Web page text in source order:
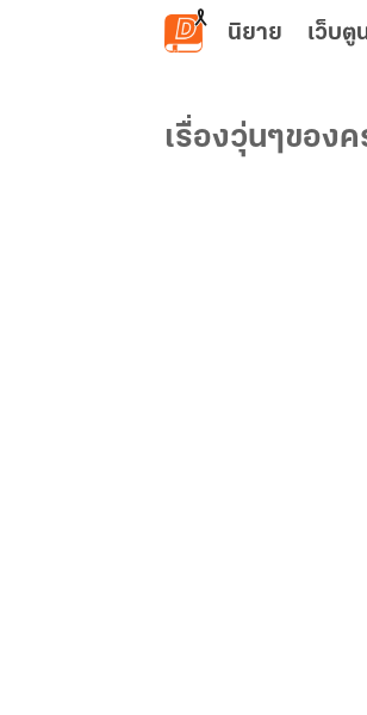
ข้ามไปยังเนื้อหาหลัก
นิยาย เว็บตู
เรื่องวุ่นๆของ